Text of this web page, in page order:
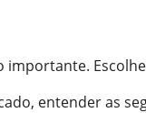
importante.
entender as